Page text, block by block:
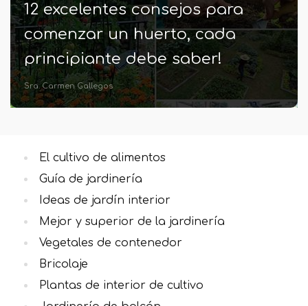
18 Interesantes fotos de
pliegues negras de Instagram
Luis Miguel Tovar
El cultivo de alimentos
Guía de jardinería
Ideas de jardín interior
Mejor y superior de la jardinería
Vegetales de contenedor
Bricolaje
Plantas de interior de cultivo